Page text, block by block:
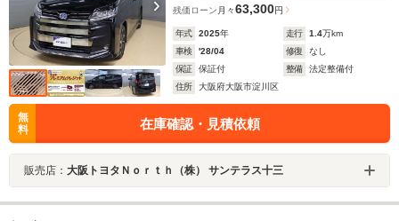
残価ローン 月々63,300円
年式 2025年 走行 1.4万km
車検
'28/04 修復
なし
保証
保証付 整備
法定整備付
住所
大阪府大阪市淀川区
無
料
在庫確認・見積依頼
販売店： 大阪トヨタＮｏｒｔｈ（株） サンテラス十三